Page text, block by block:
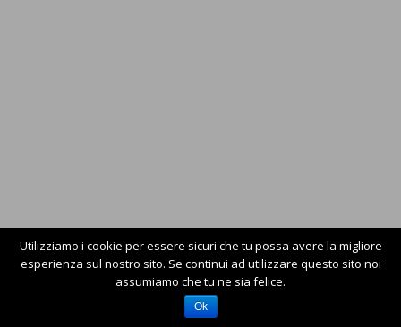
Utilizziamo i cookie per essere sicuri che tu possa avere la migliore
esperienza sul nostro sito. Se continui ad utilizzare questo sito noi
assumiamo che tu ne sia felice.
Ok